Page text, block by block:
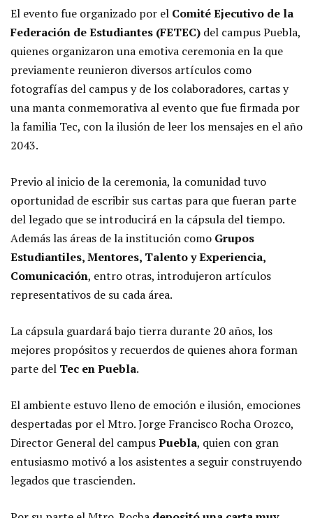
El evento fue organizado por el Comité Ejecutivo de la
Federación de Estudiantes (FETEC) del campus Puebla,
quienes organizaron una emotiva ceremonia en la que
previamente reunieron diversos artículos como
fotografías del campus y de los colaboradores, cartas y
una manta conmemorativa al evento que fue firmada por
la familia Tec, con la ilusión de leer los mensajes en el año
2043.
Previo al inicio de la ceremonia, la comunidad tuvo
oportunidad de escribir sus cartas para que fueran parte
del legado que se introducirá en la cápsula del tiempo.
Además las áreas de la institución como Grupos
Estudiantiles, Mentores, Talento y Experiencia,
Comunicación, entro otras, introdujeron artículos
representativos de su cada área.
La cápsula guardará bajo tierra durante 20 años, los
mejores propósitos y recuerdos de quienes ahora forman
parte del Tec en Puebla.
El ambiente estuvo lleno de emoción e ilusión, emociones
despertadas por el Mtro. Jorge Francisco Rocha Orozco,
Director General del campusPuebla, quien con gran
entusiasmo motivó a los asistentes a seguir construyendo
legados que trascienden.